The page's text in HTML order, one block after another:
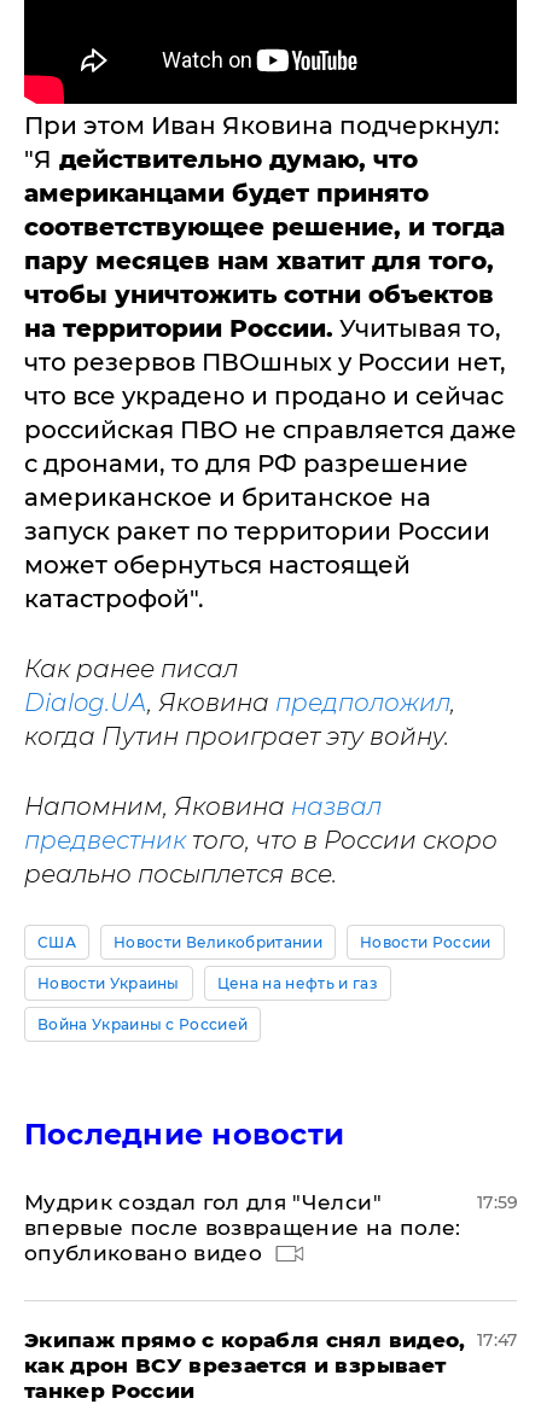
При этом Иван Яковина подчеркнул:
"Я действительно думаю, что
американцами будет принято
соответствующее решение, и тогда
пару месяцев нам хватит для того,
чтобы уничтожить сотни объектов
на территории России. Учитывая то,
что резервов ПВОшных у России нет,
что все украдено и продано и сейчас
российская ПВО не справляется даже
с дронами, то для РФ разрешение
американское и британское на
запуск ракет по территории России
может обернуться настоящей
катастрофой".
Как ранее писал
Dialog.UA, Яковина предположил,
когда Путин проиграет эту войну.
Напомним, Яковина назвал
предвестниктого, что в России скоро
реально посыплется все.
США Новости Великобритании Новости России
Новости Украины Цена на нефть и газ
Война Украины с Россией
Последние новости
Мудрик создал гол для "Челси"
впервые после возвращение на поле:
опубликовано видео
17:59
Экипаж прямо с корабля снял видео,
как дрон ВСУ врезается и взрывает
танкер России
17:47